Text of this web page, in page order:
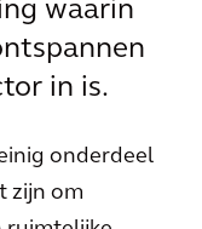
waarin
in is.
onderdeel
zijn om